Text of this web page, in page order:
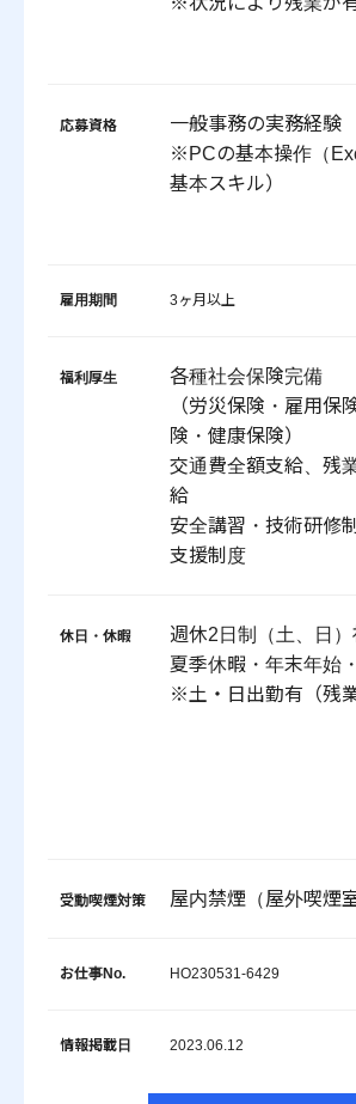
応募資格
一般事務の実務経験
※PCの基本操作（
基本スキル）
雇用期間 3ヶ月以上
福利厚生
各種社会保険完備
（労災保険・雇用保
険・健康保険）
交通費全額支給、残
給
安全講習・技術研修
支援制度
休日・休暇
週休2日制（土、日）
夏季休暇・年末年始
※土・日出勤有（残
受動喫煙対策 屋内禁煙（屋外喫煙
お仕事No. HO230531-6429
情報掲載日 2023.06.12